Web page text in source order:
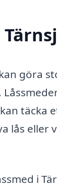
göra
täcka
lås eller
i